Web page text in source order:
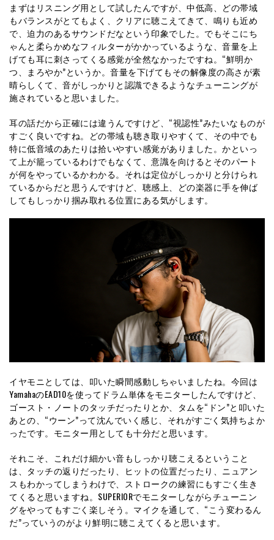
まずはリスニング用として試したんですが、中低高、どの帯域
もバランスがとてもよく、クリアに聴こえてきて、鳴りも近め
で、迫力のあるサウンドだなという印象でした。でもそこにち
ゃんと柔らかめなフィルターがかかっているような、音量を上
げても耳に刺さってくる感覚が全然なかったですね。“鮮明か
つ、まろやか”というか。音量を下げてもその解像度の高さが素
晴らしくて、音がしっかりと認識できるようなチューニングが
施されていると思いました。
耳の話だから正確には違うんですけど、“視認性”みたいなものが
すごく良いですね。どの帯域も聴き取りやすくて、その中でも
特に低音域のあたりは拾いやすい感覚がありました。かといっ
て上が籠っているわけでもなくて、意識を向けるとそのパート
が何をやっているかわかる。それは定位がしっかりと分けられ
ているからだと思うんですけど、聴感上、どの楽器に手を伸ば
してもしっかり掴み取れる位置にある気がします。
イヤモニとしては、叩いた瞬間感動しちゃいましたね。今回は
YamahaのEAD10を使ってドラム単体をモニターしたんですけど、
ゴースト・ノートのタッチだったりとか、タムを“ドン”と叩いた
あとの、“ウーン”って沈んでいく感じ、それがすごく気持ちよか
ったです。モニター用としても十分だと思います。
それこそ、これだけ細かい音もしっかり聴こえるということ
は、タッチの返りだったり、ヒットの位置だったり、ニュアン
スもわかってしまうわけで、ストロークの練習にもすごく生き
てくると思いますね。SUPERIORでモニターしながらチューニン
グをやってもすごく楽しそう。マイクを通して、“こう変わるん
だ”っていうのがより鮮明に聴こえてくると思います。